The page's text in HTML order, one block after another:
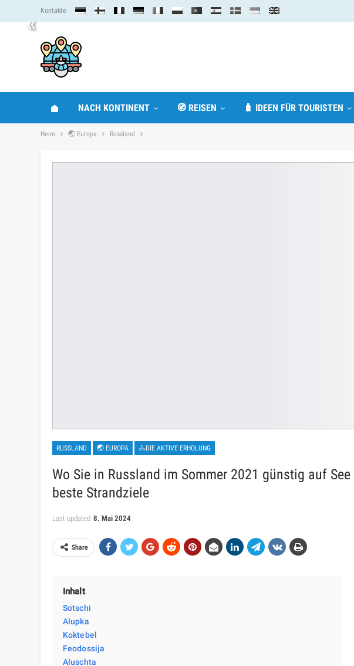
« Kontakte
NACH KONTINENT 🧭 REISEN 🧳 IDEEN FÜR TOURISTEN
Heim 🌏 Europa Russland
RUSSLAND 🌏 EUROPA 🚴DIE AKTIVE ERHOLUNG
Wo Sie in Russland im Sommer 2021 günstig auf
beste Strandziele
Last updated 8. Mai 2024
Share
Inhalt
Sotschi
Alupka
Koktebel
Feodossija
Aluschta